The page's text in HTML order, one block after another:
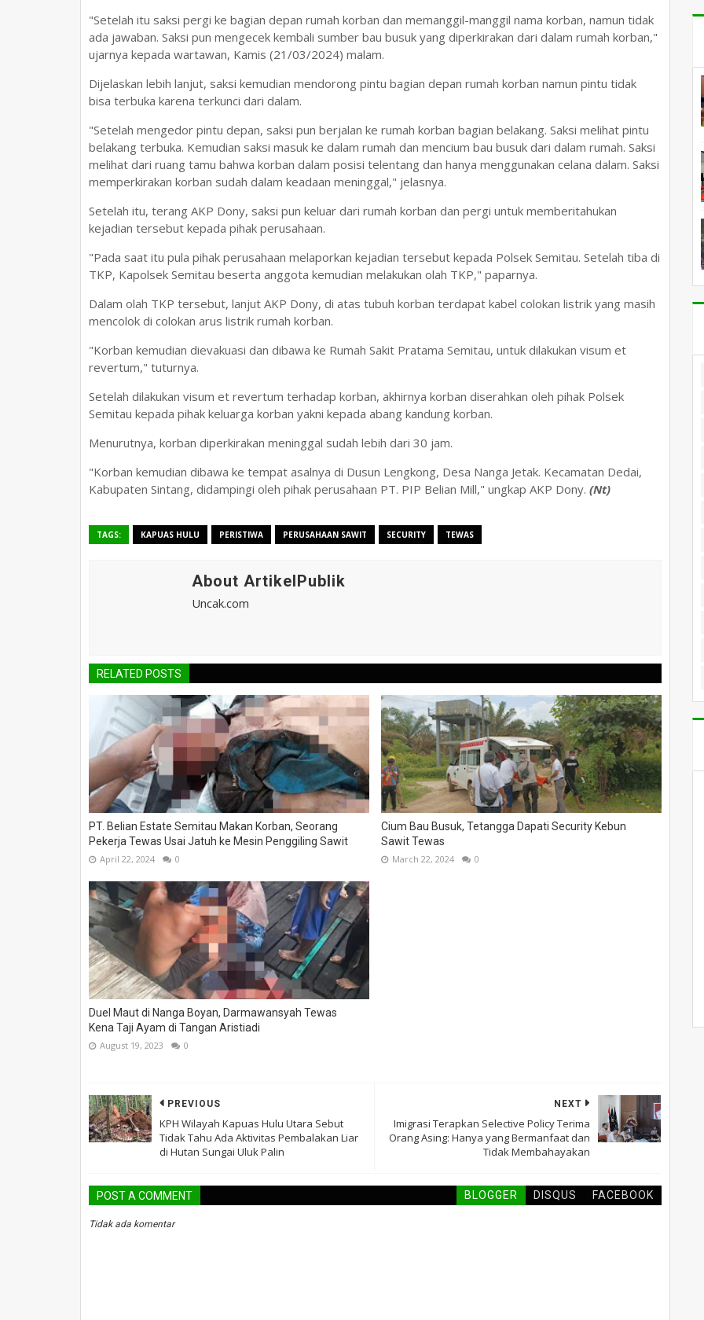
"Setelah itu saksi pergi ke bagian depan rumah korban dan memanggil-manggil nama korban, namun tidak
ada jawaban. Saksi pun mengecek kembali sumber bau busuk yang diperkirakan dari dalam rumah korban,"
ujarnya kepada wartawan, Kamis (21/03/2024) malam.
Dijelaskan lebih lanjut, saksi kemudian mendorong pintu bagian depan rumah korban namun pintu tidak
bisa terbuka karena terkunci dari dalam.
"Setelah mengedor pintu depan, saksi pun berjalan ke rumah korban bagian belakang. Saksi melihat pintu
belakang terbuka. Kemudian saksi masuk ke dalam rumah dan mencium bau busuk dari dalam rumah. Saksi
melihat dari ruang tamu bahwa korban dalam posisi telentang dan hanya menggunakan celana dalam. Saksi
memperkirakan korban sudah dalam keadaan meninggal," jelasnya.
Setelah itu, terang AKP Dony, saksi pun keluar dari rumah korban dan pergi untuk memberitahukan
kejadian tersebut kepada pihak perusahaan.
"Pada saat itu pula pihak perusahaan melaporkan kejadian tersebut kepada Polsek Semitau. Setelah tiba di
TKP, Kapolsek Semitau beserta anggota kemudian melakukan olah TKP," paparnya.
Dalam olah TKP tersebut, lanjut AKP Dony, di atas tubuh korban terdapat kabel colokan listrik yang masih
mencolok di colokan arus listrik rumah korban.
"Korban kemudian dievakuasi dan dibawa ke Rumah Sakit Pratama Semitau, untuk dilakukan visum et
revertum," tuturnya.
Setelah dilakukan visum et revertum terhadap korban, akhirnya korban diserahkan oleh pihak Polsek
Semitau kepada pihak keluarga korban yakni kepada abang kandung korban.
Menurutnya, korban diperkirakan meninggal sudah lebih dari 30 jam.
"Korban kemudian dibawa ke tempat asalnya di Dusun Lengkong, Desa Nanga Jetak. Kecamatan Dedai,
Kabupaten Sintang, didampingi oleh pihak perusahaan PT. PIP Belian Mill," ungkap AKP Dony. (Nt)
TAGS: KAPUAS HULU PERISTIWA PERUSAHAAN SAWIT SECURITY TEWAS
About ArtikelPublik
Uncak.com
RELATED POSTS
PT. Belian Estate Semitau Makan Korban, Seorang
Pekerja Tewas Usai Jatuh ke Mesin Penggiling Sawit
April 22, 2024 0
Cium Bau Busuk, Tetangga Dapati Security Kebun
Sawit Tewas
March 22, 2024 0
Duel Maut di Nanga Boyan, Darmawansyah Tewas
Kena Taji Ayam di Tangan Aristiadi
August 19, 2023 0
NEXT
Imigrasi Terapkan Selective Policy Terima
Orang Asing: Hanya yang Bermanfaat dan
Tidak Membahayakan
PREVIOUS
KPH Wilayah Kapuas Hulu Utara Sebut
Tidak Tahu Ada Aktivitas Pembalakan Liar
di Hutan Sungai Uluk Palin
POST A COMMENT BLOGGER DISQUS FACEBOOK
Tidak ada komentar